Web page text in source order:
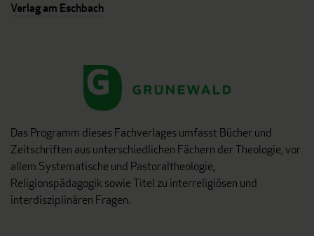
Verlag am Eschbach
Das Programm dieses Fachverlages umfasst Bücher und
Zeitschriften aus unterschiedlichen Fächern der Theologie, vor
allem Systematische und Pastoraltheologie,
Religionspädagogik sowie Titel zu interreligiösen und
interdisziplinären Fragen.